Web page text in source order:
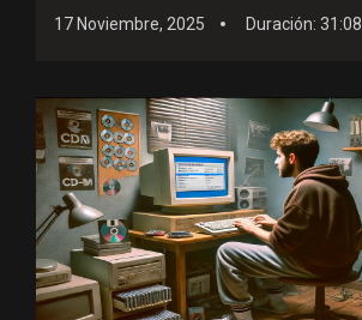
17 Noviembre, 2025 Duración: 31:08